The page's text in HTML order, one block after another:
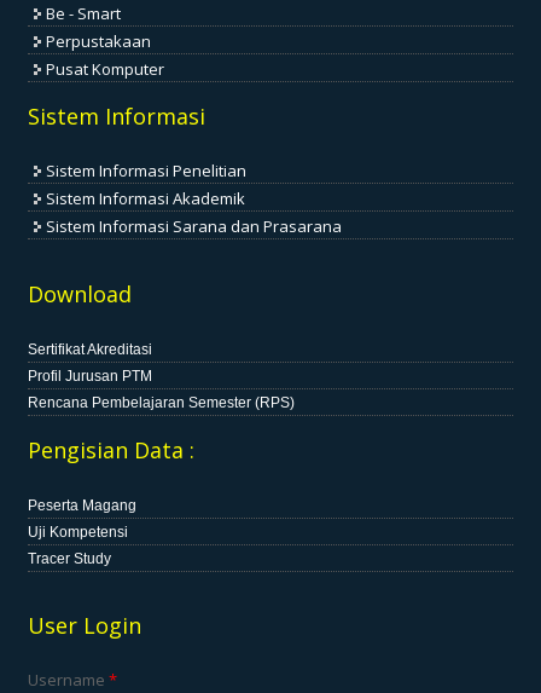
Be - Smart
Perpustakaan
Pusat Komputer
Sistem Informasi
Sistem Informasi Penelitian
Sistem Informasi Akademik
Sistem Informasi Sarana dan Prasarana
Download
Sertifikat Akreditasi
Profil Jurusan PTM
Rencana Pembelajaran Semester (RPS)
Pengisian Data :
Peserta Magang
Uji Kompetensi
Tracer Study
User Login
Username*